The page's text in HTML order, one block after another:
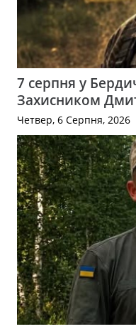
7 серпня у
Захисником
Четвер, 6 Серпня, 2026